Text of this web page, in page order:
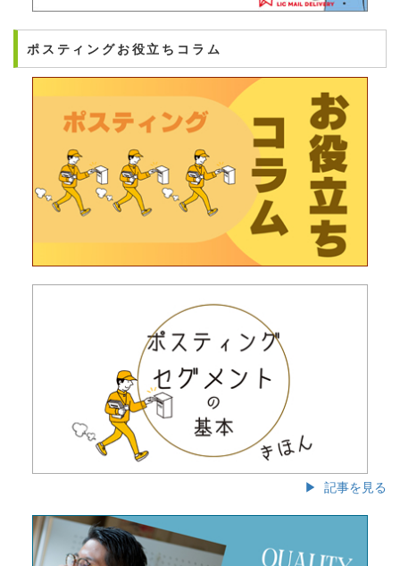
ポスティングお役立ちコラム
▶ 記事を見る